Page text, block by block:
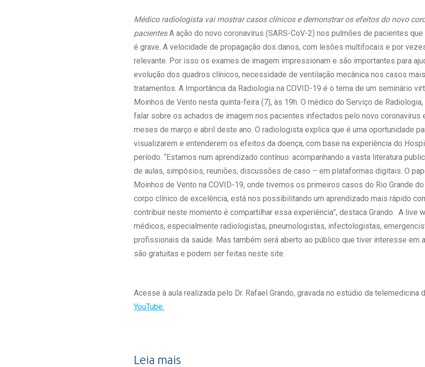
Estrutura de Gestão
Exames - Portal Médico
Farmácia
Fisioterapia
Responsabilidade
Responsabilidade Social
Saúde Digital Moinhos
Médico radiologista vai mostrar casos clínicos e demonstrar os efeitos do novo
pacientesA ação do novo coronavírus (SARS-CoV-2) nos pulmões de pacientes
é grave. A velocidade de propagação dos danos, com lesões multifocais e por
relevante. Por isso os exames de imagem impressionam e são importantes para
evolução dos quadros clínicos, necessidade de ventilação mecânica nos casos
tratamentos. A Importância da Radiologia na COVID-19 é o tema de um seminário
Moinhos de Vento nesta quinta-feira (7), às 19h. O médico do Serviço de
falar sobre os achados de imagem nos pacientes infectados pelo novo coronavírus
meses de março e abril deste ano. O radiologista explica que é uma oportunidade
visualizarem e entenderem os efeitos da doença, com base na experiência do
período. “Estamos num aprendizado contínuo: acompanhando a vasta literatura
de aulas, simpósios, reuniões, discussões de caso – em plataformas digitais. O
Moinhos de Vento na COVID-19, onde tivemos os primeiros casos do Rio Grande
corpo clínico de excelência, está nos possibilitando um aprendizado mais rápido
contribuir neste momento é compartilhar essa experiência”, destaca Grando. A live
médicos, especialmente radiologistas, pneumologistas, infectologistas,
profissionais da saúde. Mas também será aberto ao público que tiver interesse em
são gratuitas e podem ser feitas neste site.
Acesse à aula realizada pelo Dr. Rafael Grando, gravada no estúdio da telemedicina
YouTube.
Leia mais